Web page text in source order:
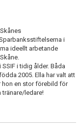
i
ideellt arbetande
i tidig ålder. Båda
2005. Ella har valt att
hon en stor förebild för
tränare/ledare!